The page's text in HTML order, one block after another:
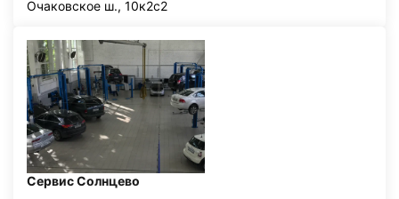
Очаковское ш., 10к2с2
Сервис Солнцево